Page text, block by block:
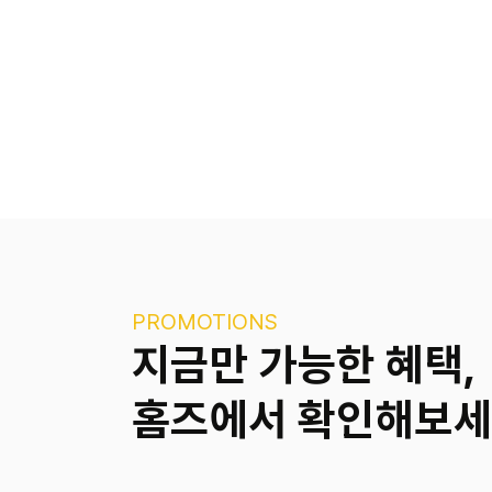
PROMOTIONS
지금만 가능한 혜택,
홈즈에서 확인해보